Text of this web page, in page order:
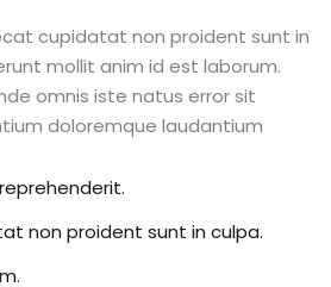
cupidatat non proident sunt in
mollit anim id est laborum.
omnis iste natus error sit
doloremque laudantium
non proident sunt in culpa.